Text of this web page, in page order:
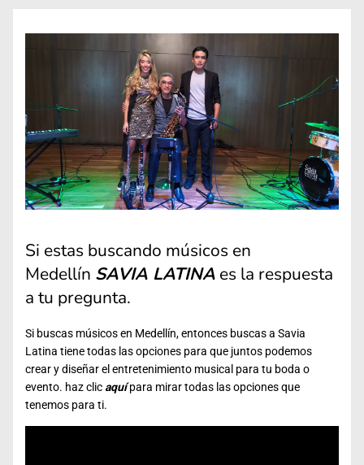
Si estas buscando músicos en
Medellín SAVIA LATINA es la respuesta
a tu pregunta.
Si buscas músicos en Medellín, entonces buscas a Savia
Latina tiene todas las opciones para que juntos podemos
crear y diseñar el entretenimiento musical para tu boda o
evento. haz clic aquí para mirar todas las opciones que
tenemos para ti.